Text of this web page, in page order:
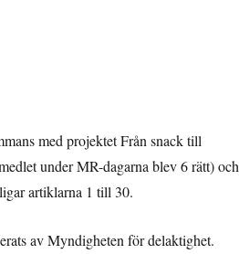
med projektet Från snack till
under MR-dagarna blev 6 rätt) och
artiklarna 1 till 30.
av Myndigheten för delaktighet.